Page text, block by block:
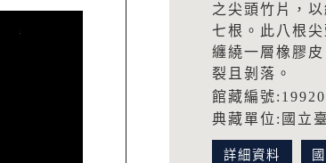
之尖頭竹片，
七根。此八根
纏繞一層橡膠
裂且剝落。
館藏編號
典藏單位:國立
詳細資料